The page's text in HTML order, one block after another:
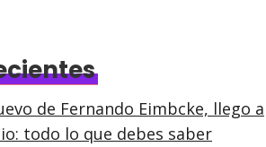
de Fernando Eimbcke, llego a
todo lo que debes saber